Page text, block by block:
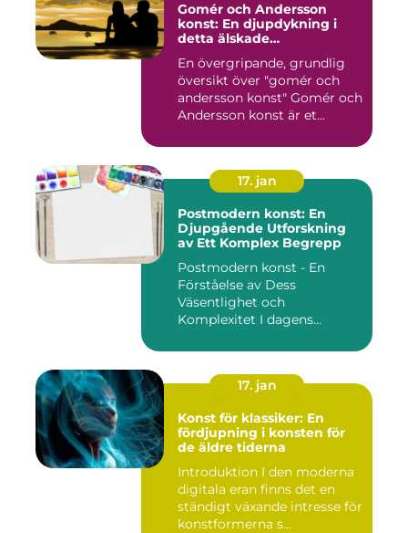
Gomér och Andersson
konst: En djupdykning i
detta älskade
En övergripande, grundlig
översikt över "gomér och
andersson konst" Gomér och
Andersson konst är et...
17. jan
Postmodern konst: En
Djupgående Utforskning
av Ett Komplex Begrepp
Postmodern konst - En
Förståelse av Dess
Väsentlighet och
Komplexitet I dagens
17. jan
Konst för klassiker: En
fördjupning i konsten för
de äldre tiderna
Introduktion I den moderna
digitala eran finns det en
ständigt växande intresse för
konstformerna s...